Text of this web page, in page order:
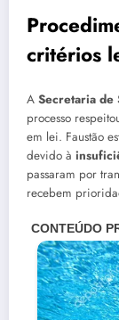
critérios
A Secretaria de
processo
em lei. Faustão
devido à
passaram por
recebem